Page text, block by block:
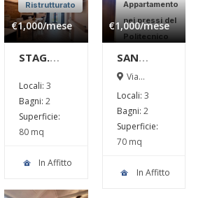
Ristrutturato
€1,000/mese
STAG.
– OULX –
MERAVIGLIOSO
TRILOCALE
IN
Locali: 3
Bagni: 2
Superficie:
80 mq
In Affitto
Appartamento
nei pressi del
Politecnico
€1,000/mese
SAN
PAOLO –
IN
AFFITTO –
ARREDATO
E
Via
37, Torino
Locali: 3
Bagni: 2
Superficie:
70 mq
In Affitto